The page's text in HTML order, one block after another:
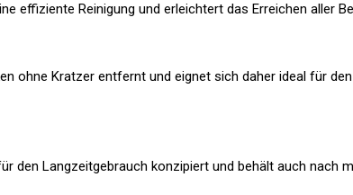
effiziente Reinigung und erleichtert das Erreichen aller
ohne Kratzer entfernt und eignet sich daher ideal für
den Langzeitgebrauch konzipiert und behält auch nach